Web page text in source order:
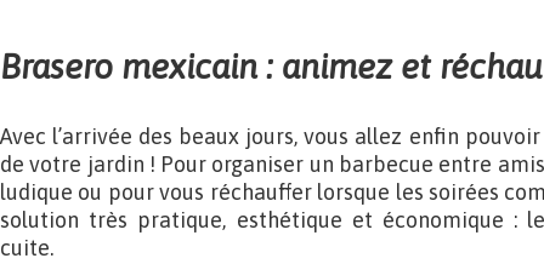
Brasero mexicain : animez et
Avec l’arrivée des beaux jours, vous allez enfin
de votre jardin ! Pour organiser un barbecue entre
ludique ou pour vous réchauffer lorsque les soirées
solution très pratique, esthétique et économique :
cuite.